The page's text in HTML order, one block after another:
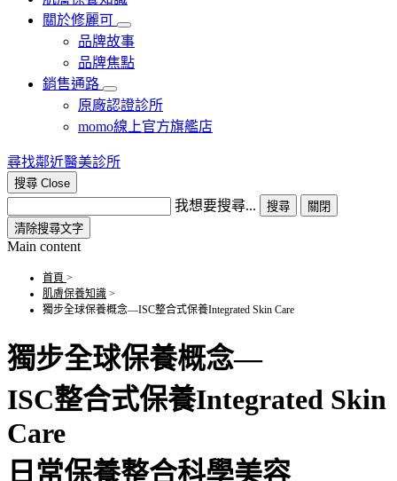
關於修麗可
品牌故事
品牌焦點
銷售通路
原廠認證診所
momo線上官方旗艦店​
尋找鄰近醫美診所
搜尋 Close
我想要搜尋... 搜尋
關閉
清除搜尋文字
Main content
首頁 >
肌膚保養知識 >
獨步全球保養概念—ISC整合式保養Integrated Skin Care
獨步全球保養概念—
ISC整合式保養Integrated Skin
Care
日常保養整合科學美容